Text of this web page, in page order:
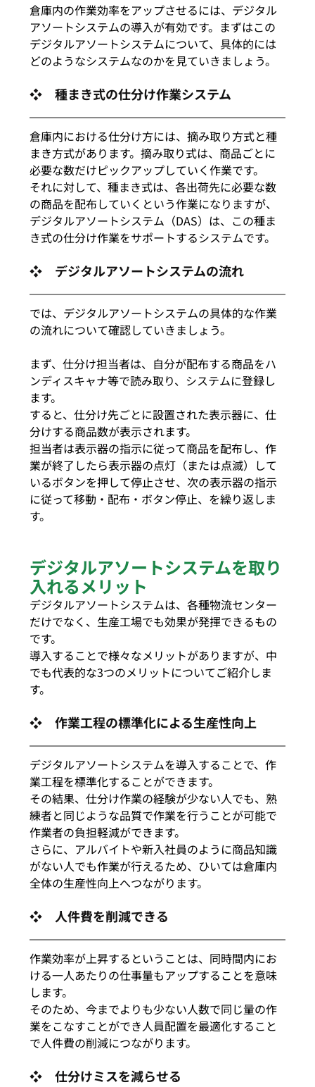
倉庫内の作業効率をアップさせるには、デジタル
アソートシステムの導入が有効です。まずはこの
デジタルアソートシステムについて、具体的には
どのようなシステムなのかを見ていきましょう。
❖　種まき式の仕分け作業システム
倉庫内における仕分け方には、摘み取り方式と種
まき方式があります。摘み取り式は、商品ごとに
必要な数だけピックアップしていく作業です。
それに対して、種まき式は、各出荷先に必要な数
の商品を配布していくという作業になりますが、
デジタルアソートシステム（DAS）は、この種ま
き式の仕分け作業をサポートするシステムです。
❖　デジタルアソートシステムの流れ
では、デジタルアソートシステムの具体的な作業
の流れについて確認していきましょう。
まず、仕分け担当者は、自分が配布する商品をハ
ンディスキャナ等で読み取り、システムに登録し
ます。
すると、仕分け先ごとに設置された表示器に、仕
分けする商品数が表示されます。
担当者は表示器の指示に従って商品を配布し、作
業が終了したら表示器の点灯（または点滅）して
いるボタンを押して停止させ、次の表示器の指示
に従って移動・配布・ボタン停止、を繰り返しま
す。
デジタルアソートシステムを取り
入れるメリット
デジタルアソートシステムは、各種物流センター
だけでなく、生産工場でも効果が発揮できるもの
です。
導入することで様々なメリットがありますが、中
でも代表的な3つのメリットについてご紹介しま
す。
❖　作業工程の標準化による生産性向上
デジタルアソートシステムを導入することで、作
業工程を標準化することができます。
その結果、仕分け作業の経験が少ない人でも、熟
練者と同じような品質で作業を行うことが可能で
作業者の負担軽減ができます。
さらに、アルバイトや新入社員のように商品知識
がない人でも作業が行えるため、ひいては倉庫内
全体の生産性向上へつながります。
❖　人件費を削減できる
作業効率が上昇するということは、同時間内にお
ける一人あたりの仕事量もアップすることを意味
します。
そのため、今までよりも少ない人数で同じ量の作
業をこなすことができ人員配置を最適化すること
で人件費の削減につながります。
❖　仕分けミスを減らせる